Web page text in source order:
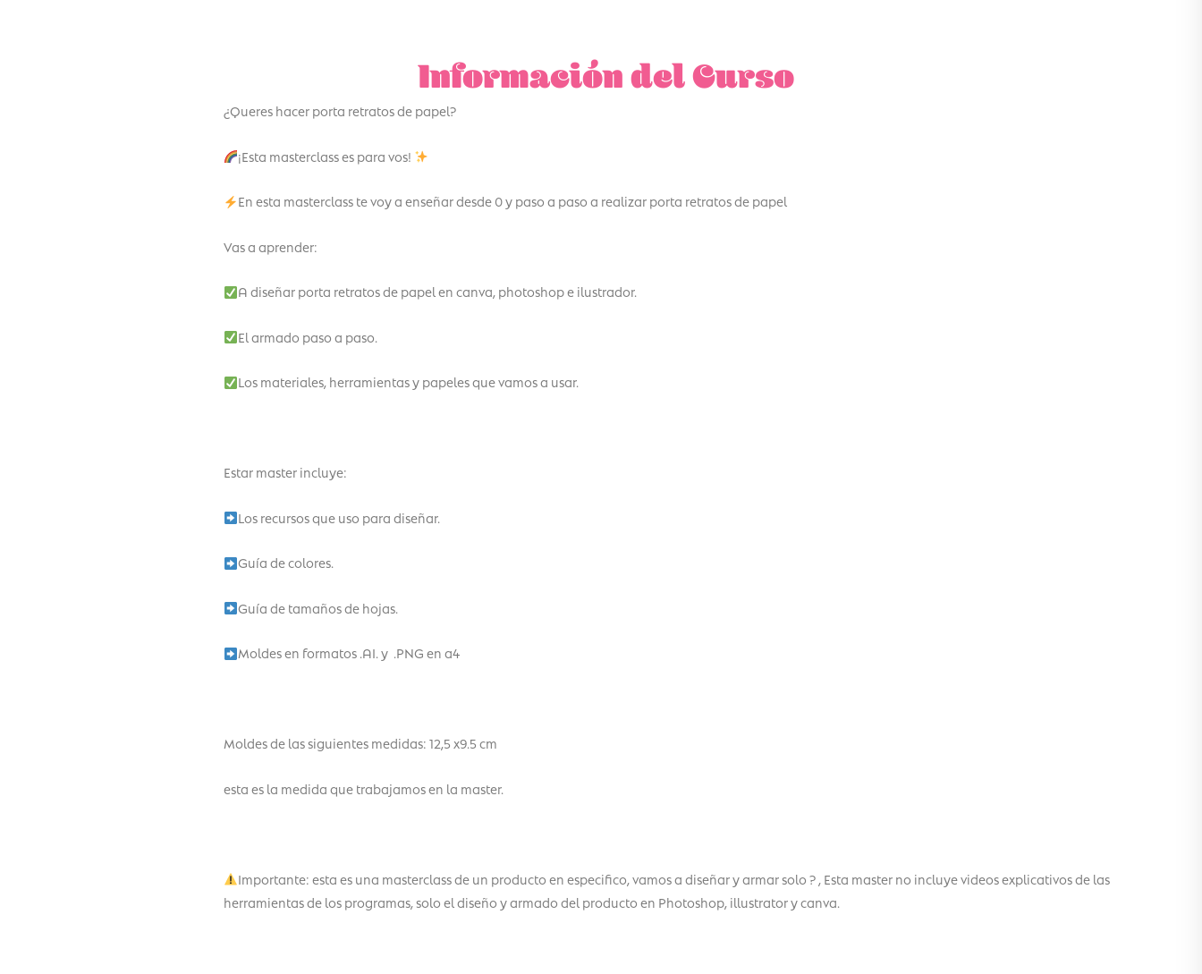
Información del Curso
¿Queres hacer porta retratos de papel?
¡Esta masterclass es para vos!
En esta masterclass te voy a enseñar desde 0 y paso a paso a realizar porta retratos de papel
Vas a aprender:
A diseñar porta retratos de papel en canva, photoshop e ilustrador.
El armado paso a paso.
Los materiales, herramientas y papeles que vamos a usar.
Estar master incluye:
Los recursos que uso para diseñar.
Guía de colores.
Guía de tamaños de hojas.
Moldes en formatos .AI. y .PNG en a4
Moldes de las siguientes medidas: 12,5 x9.5 cm
esta es la medida que trabajamos en la master.
Importante: esta es una masterclass de un producto en especifico, vamos a diseñar y armar solo ? , Esta master no incluye videos explicativos de las
herramientas de los programas, solo el diseño y armado del producto en Photoshop, illustrator y canva.